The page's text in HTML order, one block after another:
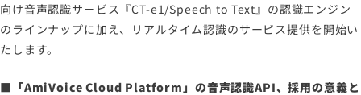
情報セキュリティポリシー
労働者派遣事業に関わる情報
向け音声認識サービス『CT-e1/Speech to Text』の認識エンジン
のラインナップに加え、リアルタイム認識のサービス提供を開始い
たします。
■「AmiVoice Cloud Platform」の音声認識API、採用の意義と